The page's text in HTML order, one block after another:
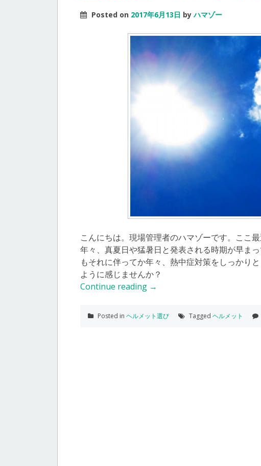
Posted on 2017年6月13日 byハマゾー
こんにちは。現場管理者のハマゾーです。ここ
年々、真夏日や猛暑日と発表される時期が早ま
もそれに伴ってか年々、熱中症対策をしっかり
ように感じませんか？
Continue reading →
Posted in ヘルメット選び Tagged ヘルメット